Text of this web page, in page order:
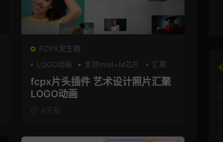
FCPX发生器
LOGO动画
支持Intel+M芯片 汇聚
fcpx片头插件 艺术设计照片汇聚
LOGO动画
4天前